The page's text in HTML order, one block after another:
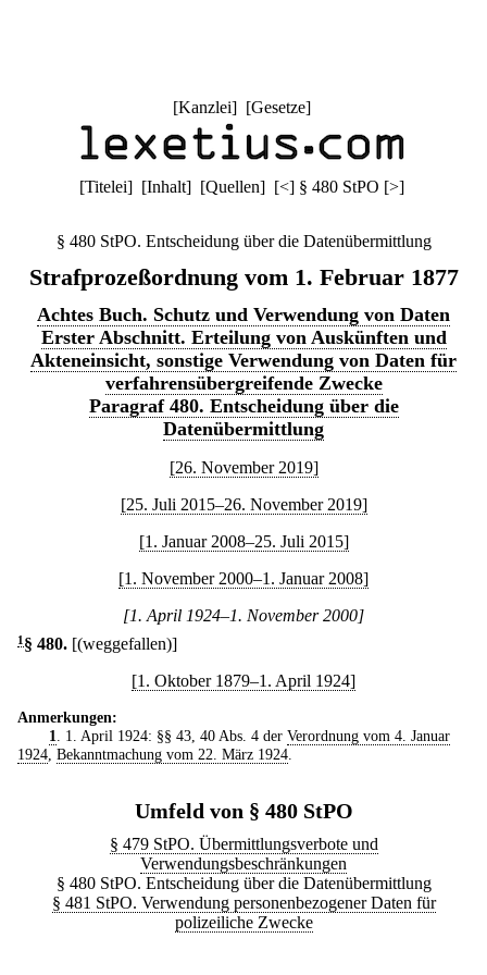
[Kanzlei] [Gesetze]
[Titelei] [Inhalt] [Quellen] [<] § 480 StPO [>]
§ 480 StPO. Entscheidung über die Datenübermittlung
Strafprozeßordnung vom 1. Februar 1877
Achtes Buch. Schutz und Verwendung von Daten
Erster Abschnitt. Erteilung von Auskünften und
Akteneinsicht, sonstige Verwendung von Daten für
verfahrensübergreifende Zwecke
Paragraf 480. Entscheidung über die
Datenübermittlung
[26. November 2019]
[25. Juli 2015–26. November 2019]
[1. Januar 2008–25. Juli 2015]
[1. November 2000–1. Januar 2008]
[1. April 1924–1. November 2000]
1 § 480. [(weggefallen)]
[1. Oktober 1879–1. April 1924]
Anmerkungen:
1
. 1. April 1924: §§ 43, 40 Abs. 4 der Verordnung vom 4. Januar
1924 Bekanntmachung vom 22. März 1924
Umfeld von § 480 StPO
§ 479 StPO. Übermittlungsverbote und
Verwendungsbeschränkungen
§ 480 StPO. Entscheidung über die Datenübermittlung
§ 481 StPO. Verwendung personenbezogener Daten für
polizeiliche Zwecke